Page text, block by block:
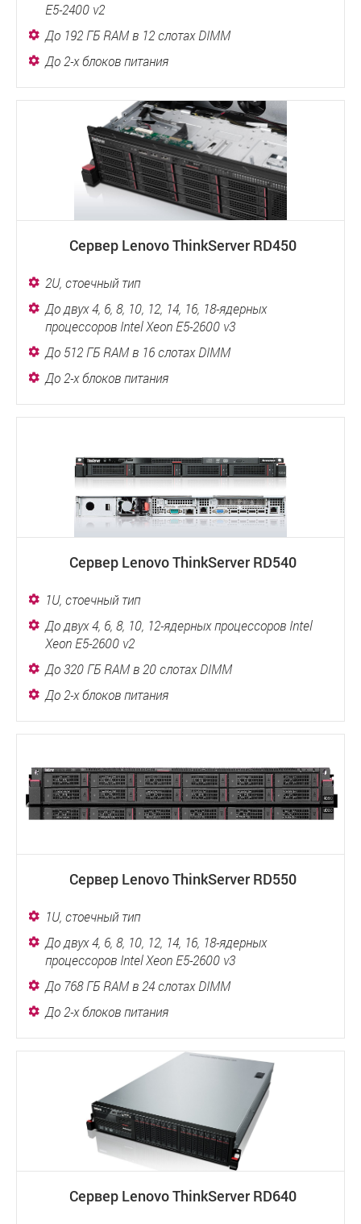
E5-2400 v2
До 192 ГБ RAM в 12 слотах DIMM
До 2-х блоков питания
Сервер Lenovo ThinkServer RD450
2U, стоечный тип
До двух 4, 6, 8, 10, 12, 14, 16, 18-ядерных
процессоров Intel Xeon E5-2600 v3
До 512 ГБ RAM в 16 слотах DIMM
До 2-х блоков питания
Сервер Lenovo ThinkServer RD540
1U, стоечный тип
До двух 4, 6, 8, 10, 12-ядерных процессоров Intel
Xeon E5-2600 v2
До 320 ГБ RAM в 20 слотах DIMM
До 2-х блоков питания
Сервер Lenovo ThinkServer RD550
1U, стоечный тип
До двух 4, 6, 8, 10, 12, 14, 16, 18-ядерных
процессоров Intel Xeon E5-2600 v3
До 768 ГБ RAM в 24 слотах DIMM
До 2-х блоков питания
Сервер Lenovo ThinkServer RD640